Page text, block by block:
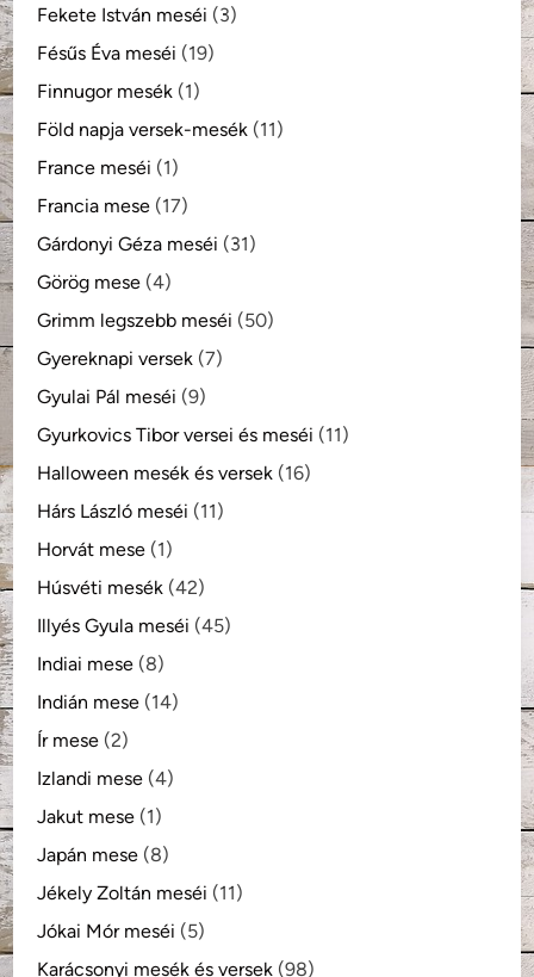
Fekete István meséi (3)
Fésűs Éva meséi (19)
Finnugor mesék (1)
Föld napja versek-mesék (11)
France meséi (1)
Francia mese (17)
Gárdonyi Géza meséi (31)
Görög mese (4)
Grimm legszebb meséi (50)
Gyereknapi versek (7)
Gyulai Pál meséi (9)
Gyurkovics Tibor versei és meséi (11)
Halloween mesék és versek (16)
Hárs László meséi (11)
Horvát mese (1)
Húsvéti mesék (42)
Illyés Gyula meséi (45)
Indiai mese (8)
Indián mese (14)
Ír mese (2)
Izlandi mese (4)
Jakut mese (1)
Japán mese (8)
Jékely Zoltán meséi (11)
Jókai Mór meséi (5)
Karácsonyi mesék és versek (98)